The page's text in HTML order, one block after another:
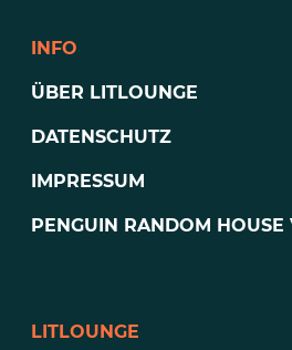
INFO
ÜBER LITLOUNGE
DATENSCHUTZ
IMPRESSUM
PENGUIN RANDOM HOUSE
LITLOUNGE